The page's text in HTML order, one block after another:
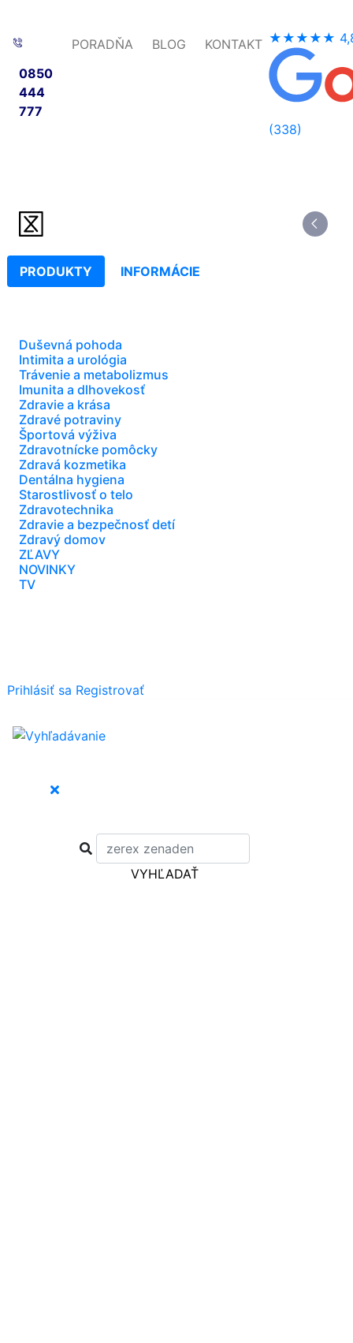
0850
444
777
PORADŇA BLOG KONTAKT ★★★★★
(338)
PRODUKTY INFORMÁCIE
Duševná pohoda
Intimita a urológia
Trávenie a metabolizmus
Imunita a dlhovekosť
Zdravie a krása
Zdravé potraviny
Športová výživa
Zdravotnícke pomôcky
Zdravá kozmetika
Dentálna hygiena
Starostlivosť o telo
Zdravotechnika
Zdravie a bezpečnosť detí
Zdravý domov
ZĽAVY
NOVINKY
TV
Prihlásiť sa Registrovať
VYHĽADAŤ